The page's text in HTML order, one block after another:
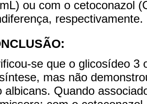
ou com o cetoconazol
respectivamente.
se que o glicosídeo 3
mas não
albicans. Quando